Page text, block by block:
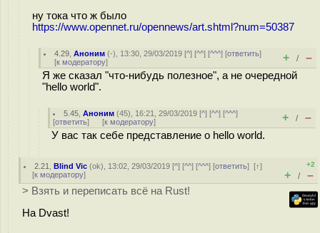
ну тока что ж было
https://www.opennet.ru/opennews/art.shtml?num=50387
4.29 ,Аноним (-), 13:30, 29/03/2019 [^] [^^] [^^^] [ответить]
[к модератору] + / –
Я же сказал "что-нибудь полезное", а не очередной
"hello world".
5.45 ,Аноним (45), 16:21, 29/03/2019 [^] [^^] [^^^]
[ответить] [к модератору] + / –
У вас так себе представление о hello world.
2.21 ,Blind Vic (ok), 13:02, 29/03/2019 [^] [^^] [^^^] [ответить][↑]
[к модератору]
+2
+ / –
> Взять и переписать всё на Rust!
На Dvast!